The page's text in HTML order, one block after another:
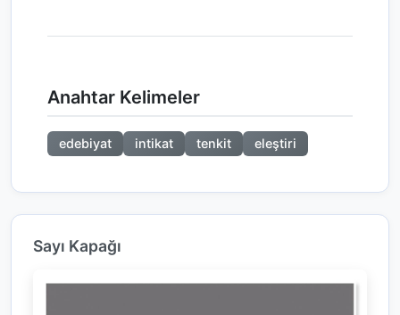
Anahtar Kelimeler
edebiyat intikat tenkit eleştiri
Sayı Kapağı